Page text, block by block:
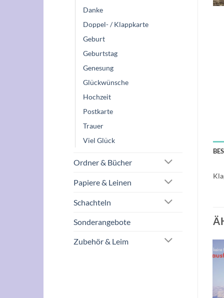
Danke
Doppel- / Klappkarte
Geburt
Geburtstag
Genesung
Glückwünsche
Hochzeit
Postkarte
Trauer
Viel Glück
Ordner & Bücher
Papiere & Leinen
Schachteln
Sonderangebote
Zubehör & Leim